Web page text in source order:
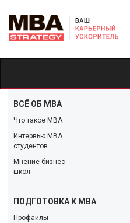
ВСЁ ОБ MBA
Что такое МBA
Интервью MBA
студентов
Мнение бизнес-
школ
ПОДГОТОВКА К MBA
Профайлы